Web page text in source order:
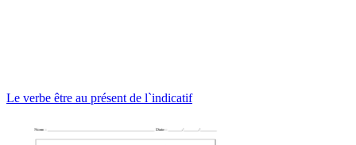
Le verbe être au présent de l`indicatif